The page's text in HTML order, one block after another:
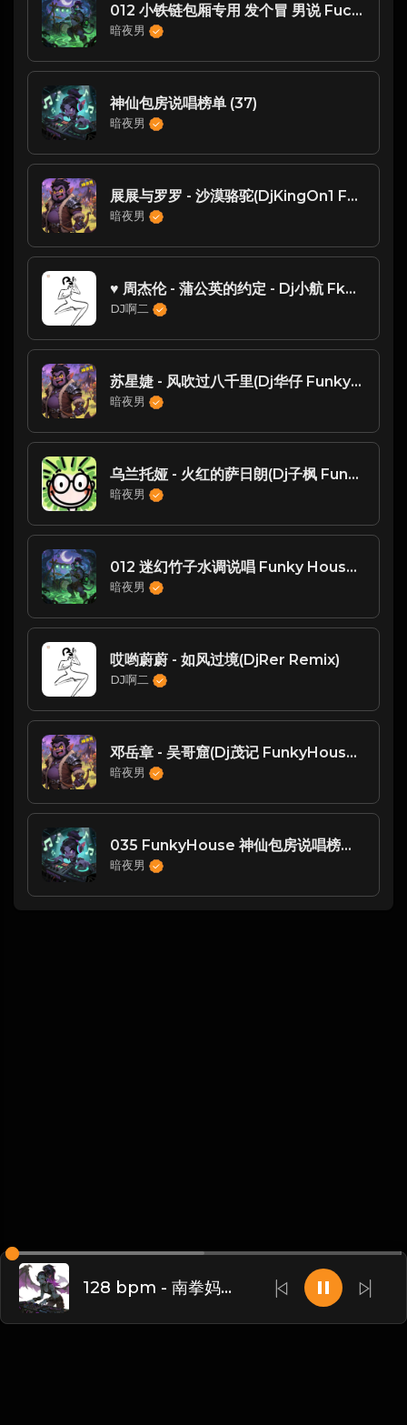
012 小铁链包厢专用 发个冒 男说 Fuck Em All Gtt - (DJ柠檬喜 2023 FK House)
暗夜男
神仙包房说唱榜单 (37)
暗夜男
展展与罗罗 - 沙漠骆驼(DjKingOn1 FunkyHouse Rmx 2024)
暗夜男
♥ 周杰伦 - 蒲公英的约定 - Dj小航 FkHouse【DJ思思专属】
DJ啊二
苏星婕 - 风吹过八千里(Dj华仔 FunkyHouse Rmx 2023)
暗夜男
乌兰托娅 - 火红的萨日朗(Dj子枫 FunkyHouse Rmx 2025) -
暗夜男
012 迷幻竹子水调说唱 Funky House (12) - FunkyHouse
暗夜男
哎哟蔚蔚 - 如风过境(DjRer Remix)
DJ啊二
邓岳章 - 吴哥窟(Dj茂记 FunkyHouse Rmx 2025 粤语)
暗夜男
035 FunkyHouse 神仙包房说唱榜单 (35) - FunkyHouse
暗夜男
128 bpm - 南拳妈妈 - 下雨天(Dj阿虾 FunkyHouse Rmx 2025) - FunkyHouse